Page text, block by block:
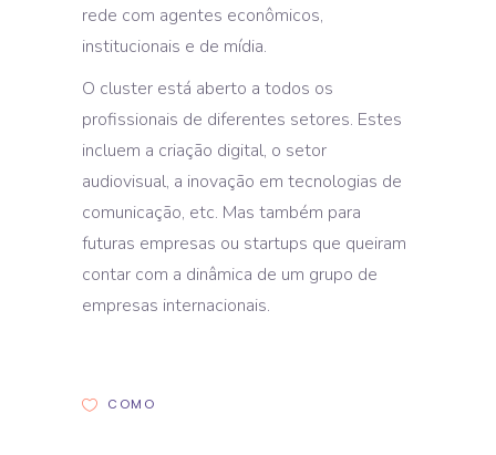
rede com agentes econômicos,
institucionais e de mídia.
O cluster está aberto a todos os
profissionais de diferentes setores. Estes
incluem a criação digital, o setor
audiovisual, a inovação em tecnologias de
comunicação, etc. Mas também para
futuras empresas ou startups que queiram
contar com a dinâmica de um grupo de
empresas internacionais.
COMO